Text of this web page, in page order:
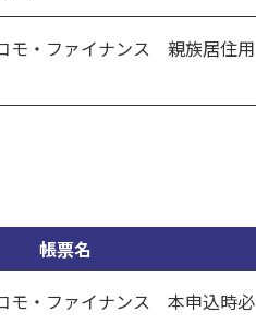
モ・ファイナンス 親族居住用
帳票名
モ・ファイナンス 本申込時必